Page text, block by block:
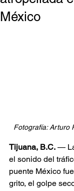
México
Fotografía: Arturo
Tijuana, B.C. —
el sonido del
puente México
grito, el golpe